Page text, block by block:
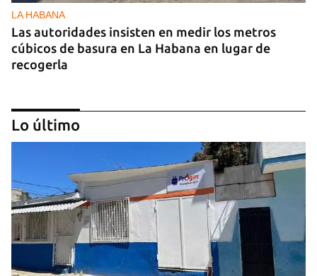
LA HABANA
Las autoridades insisten en medir los metros
cúbicos de basura en La Habana en lugar de
recogerla
25N
Lo último